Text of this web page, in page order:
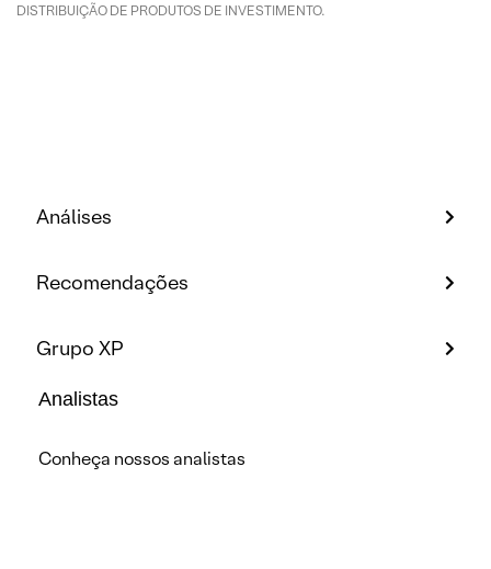
DISTRIBUIÇÃO DE PRODUTOS DE INVESTIMENTO.
Análises
Recomendações
Grupo XP
Analistas
Conheça nossos analistas